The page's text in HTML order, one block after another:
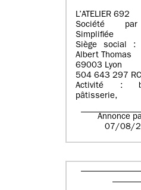
L’ATELIER 692
Société
Simplifiée
Siège social :
Albert Thomas
69003 Lyon
504 643 297
Activité :
pâtisserie,
Annonce
07/08/